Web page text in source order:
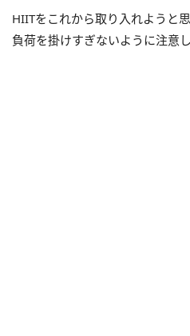
HIITをこれから取り入れようと
負荷を掛けすぎないように注意